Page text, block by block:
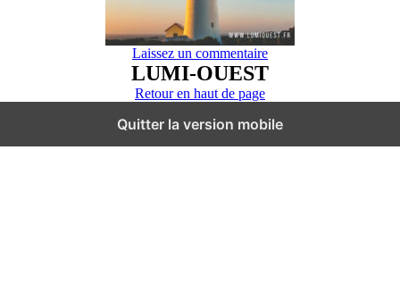
Laissez un commentaire
LUMI-OUEST
Retour en haut de page
Quitter la version mobile